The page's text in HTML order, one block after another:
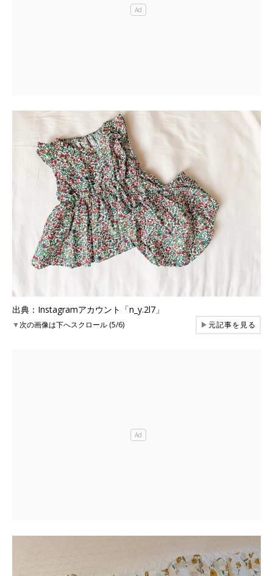
出典：Instagramアカウント「n_y.2l7」
▼次の画像は下へスクロール (5/6) ▶元記事を見る